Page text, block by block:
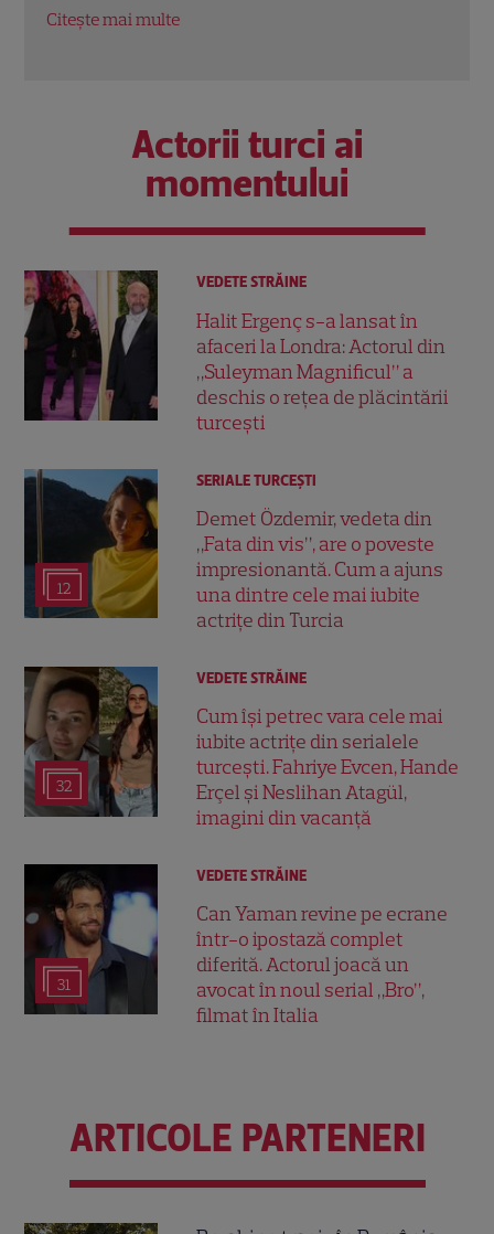
Actorii turci ai
momentului
VEDETE STRĂINE
Halit Ergenç s-a lansat în
afaceri la Londra: Actorul din
„Suleyman Magnificul” a
deschis o rețea de plăcintării
turcești
12
SERIALE TURCEŞTI
Demet Özdemir, vedeta din
„Fata din vis”, are o poveste
impresionantă. Cum a ajuns
una dintre cele mai iubite
actrițe din Turcia
32
VEDETE STRĂINE
Cum își petrec vara cele mai
iubite actrițe din serialele
turcești. Fahriye Evcen, Hande
Erçel și Neslihan Atagül,
imagini din vacanță
31
VEDETE STRĂINE
Can Yaman revine pe ecrane
într-o ipostază complet
diferită. Actorul joacă un
avocat în noul serial „Bro”,
filmat în Italia
ARTICOLE PARTENERI